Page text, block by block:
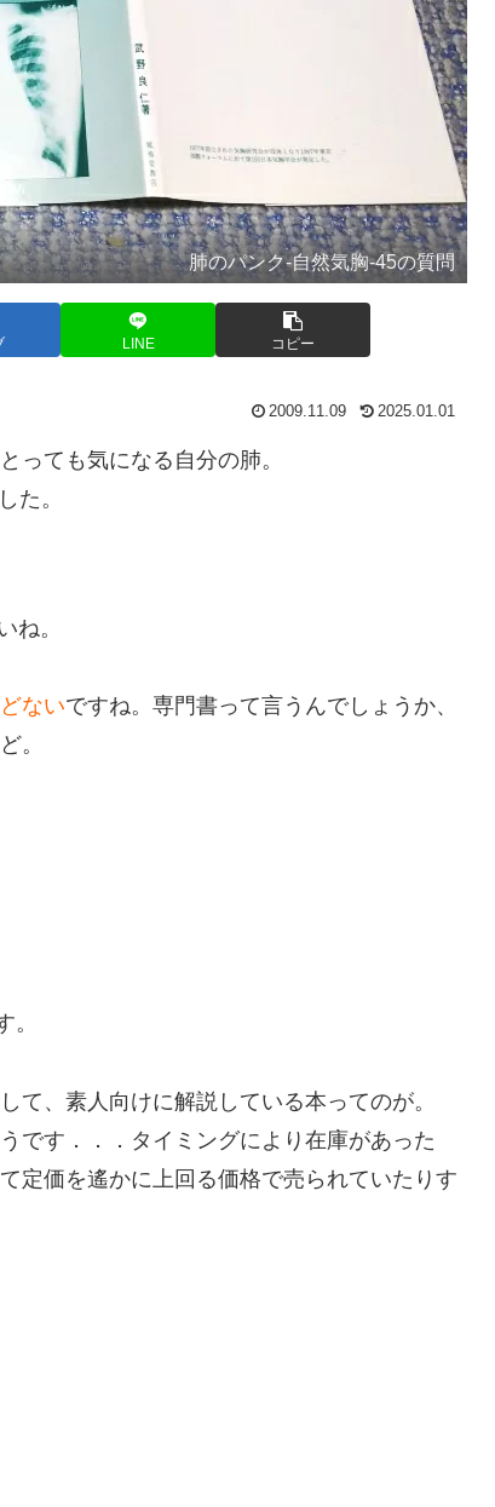
肺のパンク-自然気胸-45の質問
LINE コピー
2009.11.09 2025.01.01
っても気になる自分の肺。
た。
ね。
ないですね。専門書って言うんでしょうか、
。
。
て、素人向けに解説している本ってのが。
です．．．タイミングにより在庫があった
定価を遙かに上回る価格で売られていたりす